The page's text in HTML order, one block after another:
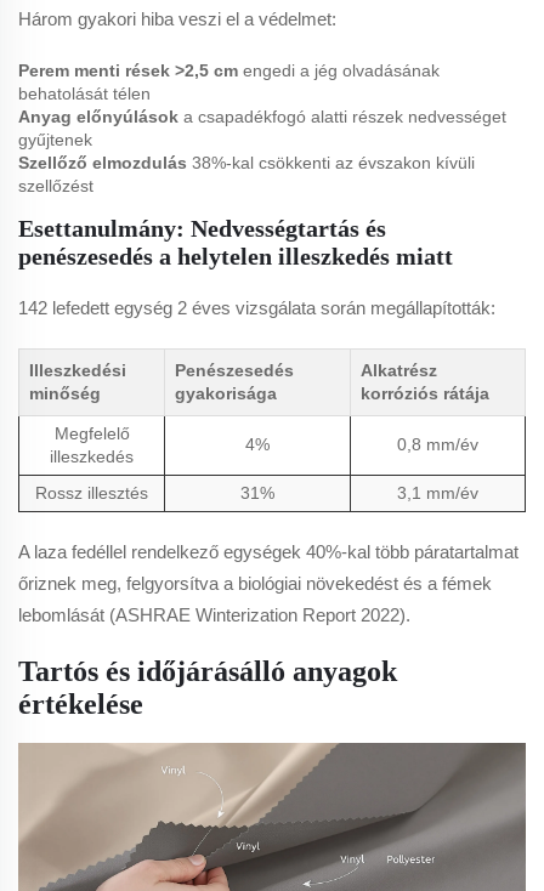
Három gyakori hiba veszi el a védelmet:
Perem menti rések >2,5 cm engedi a jég olvadásának
behatolását télen
Anyag előnyúlások a csapadékfogó alatti részek nedvességet
gyűjtenek
Szellőző elmozdulás 38%-kal csökkenti az évszakon kívüli
szellőzést
Esettanulmány: Nedvességtartás és
penészesedés a helytelen illeszkedés miatt
142 lefedett egység 2 éves vizsgálata során megállapították:
Illeszkedési
minőség
Penészesedés
gyakorisága
Alkatrész
korróziós rátája
Megfelelő
illeszkedés
4% 0,8 mm/év
Rossz illesztés 31% 3,1 mm/év
A laza fedéllel rendelkező egységek 40%-kal több páratartalmat
őriznek meg, felgyorsítva a biológiai növekedést és a fémek
lebomlását (ASHRAE Winterization Report 2022).
Tartós és időjárásálló anyagok
értékelése